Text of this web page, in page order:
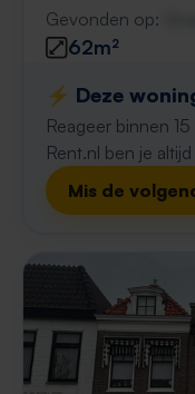
Gevonden op:
62m²
⚡️ Deze
Reageer binnen
Rent.nl ben je
Mis de